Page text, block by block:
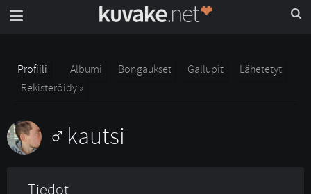
Profiili Albumi Bongaukset Gallupit
Lähetetyt
Rekisteröidy »
kautsi
Tiedot